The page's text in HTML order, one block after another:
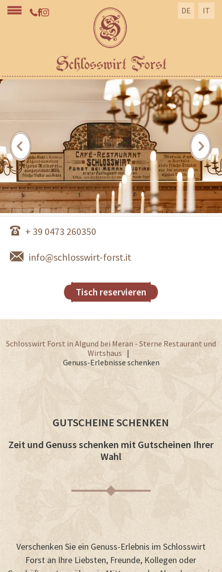
DE IT
+ 39 0473 260350
info@schlosswirt-forst.it
Tisch reservieren
Schlosswirt Forst in Algund bei Meran - Sterne Restaurant und
Wirtshaus
Genuss-Erlebnisse schenken
GUTSCHEINE SCHENKEN
Zeit und Genuss schenken mit Gutscheinen Ihrer
Wahl
Verschenken Sie ein Genuss-Erlebnis im Schlosswirt
Forst an Ihre Liebsten, Freunde, Kollegen oder